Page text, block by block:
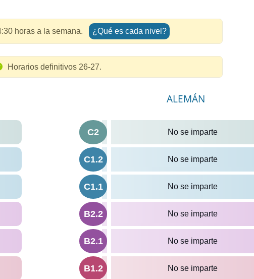
horas a la semana. ¿Qué es cada nivel?
Horarios definitivos 26-27.
ALEMÁN
C2 No se imparte
C1.2 No se imparte
C1.1 No se imparte
B2.2 No se imparte
B2.1 No se imparte
B1.2 No se imparte